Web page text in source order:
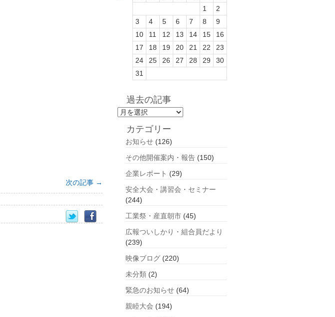
次の記事 →
1
2
3
4 5 6 7 8
9
10
11 12 13 14 15
16
17
18 19 20 21 22
23
24
25 26 27 28 29
30
31
過去の記事
過
カテゴリー
お知らせ (126)
その他開催案内・報告 (150)
企業レポート (29)
安全大会・講習会・セミナー
(244)
工業祭・産直朝市 (45)
広報ついしかり・組合員だより
(239)
映像ブログ (220)
未分類 (2)
緊急のお知らせ (64)
親睦大会 (194)